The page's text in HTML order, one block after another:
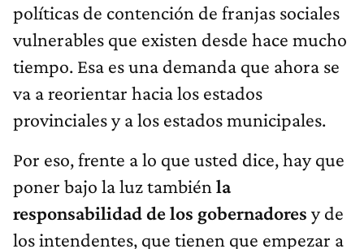
políticas de contención de franjas sociales
vulnerables que existen desde hace mucho
tiempo. Esa es una demanda que ahora se
va a reorientar hacia los estados
provinciales y a los estados municipales.
Por eso, frente a lo que usted dice, hay que
poner bajo la luz también la
responsabilidad de los gobernadores y de
los intendentes, que tienen que empezar a